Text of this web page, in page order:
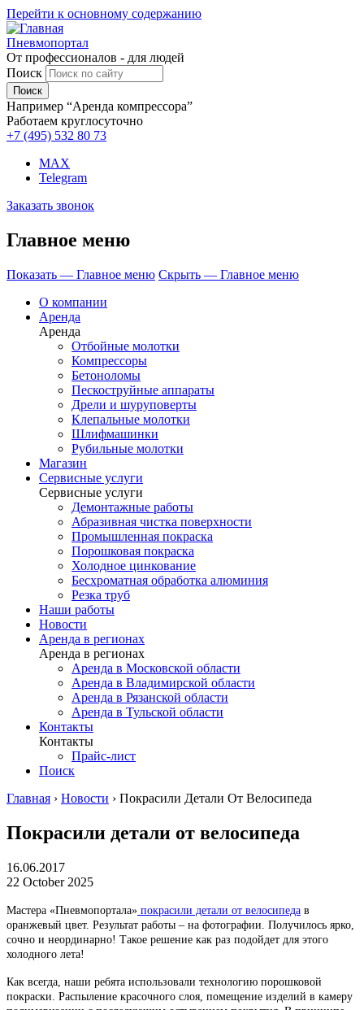
Перейти к основному содержанию
Пневмопортал
От профессионалов - для людей
Поиск
Например “Аренда компрессора”
Работаем круглосуточно
+7 (495) 532 80 73
MAX
Telegram
Заказать звонок
Главное меню
Показать — Главное меню Скрыть — Главное меню
О компании
Аренда
Аренда
Отбойные молотки
Компрессоры
Бетоноломы
Пескоструйные аппараты
Дрели и шуруповерты
Клепальные молотки
Шлифмашинки
Рубильные молотки
Магазин
Сервисные услуги
Сервисные услуги
Демонтажные работы
Абразивная чистка поверхности
Промышленная покраска
Порошковая покраска
Холодное цинкование
Бесхроматная обработка алюминия
Резка труб
Наши работы
Новости
Аренда в регионах
Аренда в регионах
Аренда в Московской области
Аренда в Владимирской области
Аренда в Рязанской области
Аренда в Тульской области
Контакты
Контакты
Прайс-лист
Поиск
Главная › Новости › Покрасили Детали От Велосипеда
Покрасили детали от велосипеда
16.06.2017
22 October 2025
Мастера «Пневмопортала» покрасили детали от велосипеда в
оранжевый цвет. Результат работы – на фотографии. Получилось ярко,
сочно и неординарно! Такое решение как раз подойдет для этого
холодного лета!
Как всегда, наши ребята использовали технологию порошковой
покраски. Распыление красочного слоя, помещение изделий в камеру